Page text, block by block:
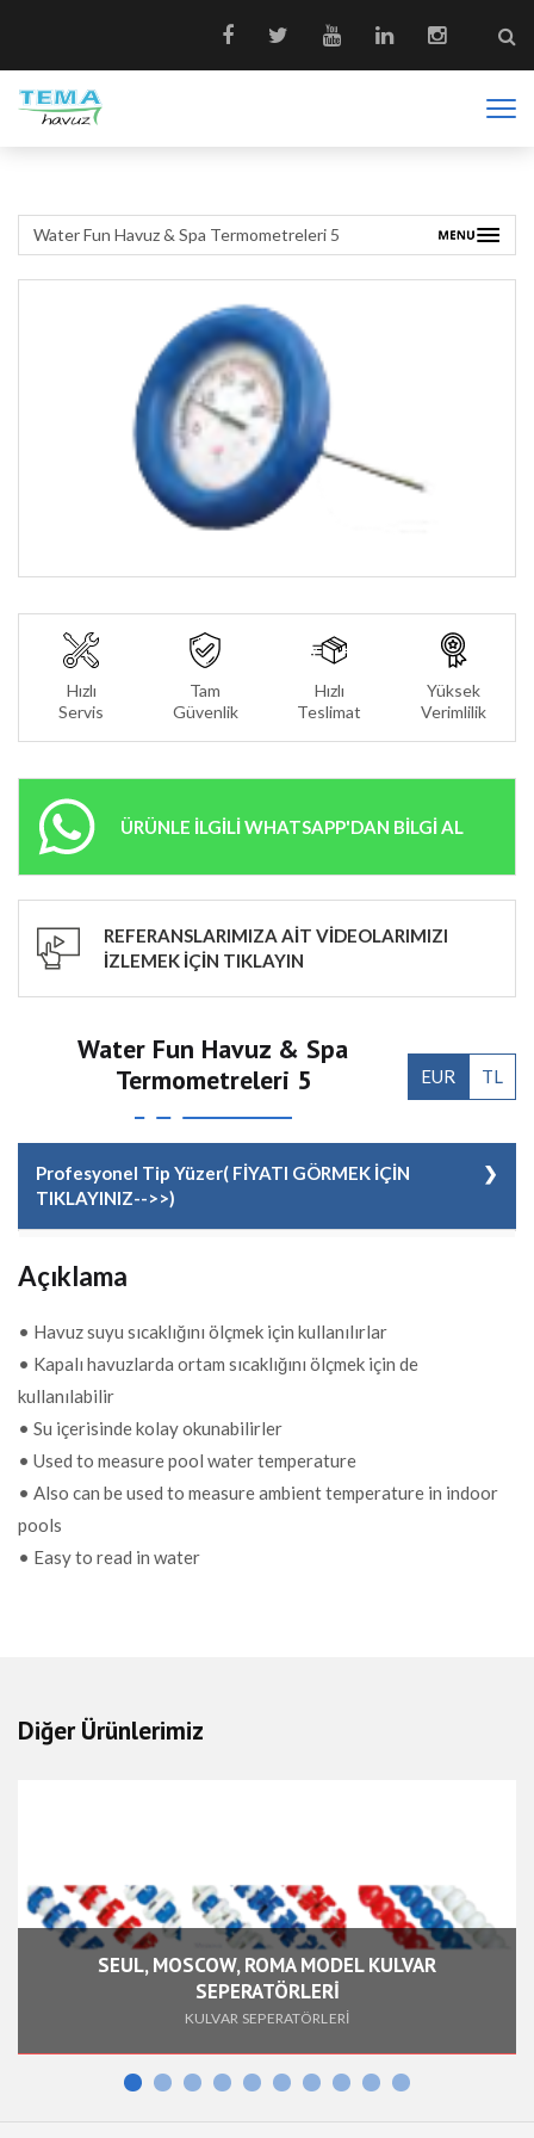
Hızlı
Servis
Tam
Güvenlik
Hızlı
Teslimat
Yüksek
Verimlilik
ÜRÜNLE İLGİLİ WHATSAPP'DAN BİLGİ AL
REFERANSLARIMIZA AİT VİDEOLARIMIZI
İZLEMEK İÇİN TIKLAYIN
Water Fun Havuz & Spa
Termometreleri 5
EUR TL
Profesyonel Tip Yüzer( FİYATI GÖRMEK İÇİN
TIKLAYINIZ-->>)
Açıklama
• Havuz suyu sıcaklığını ölçmek için kullanılırlar
• Kapalı havuzlarda ortam sıcaklığını ölçmek için de
kullanılabilir
• Su içerisinde kolay okunabilirler
• Used to measure pool water temperature
• Also can be used to measure ambient temperature in indoor
pools
• Easy to read in water
Diğer Ürünlerimiz
SEUL, MOSCOW, ROMA MODEL KULVAR
SEPERATÖRLERİ
KULVAR SEPERATÖRLERİ